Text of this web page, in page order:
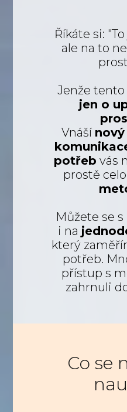
Říkáte si:
ale na to
Jenže
jen o
Vnáší
potřeb vás
prostě
Můžete se
i na
který
potřeb.
přístup s
zahrnuli
Co se